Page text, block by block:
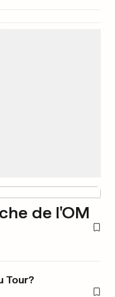
de l'OM
Tour?